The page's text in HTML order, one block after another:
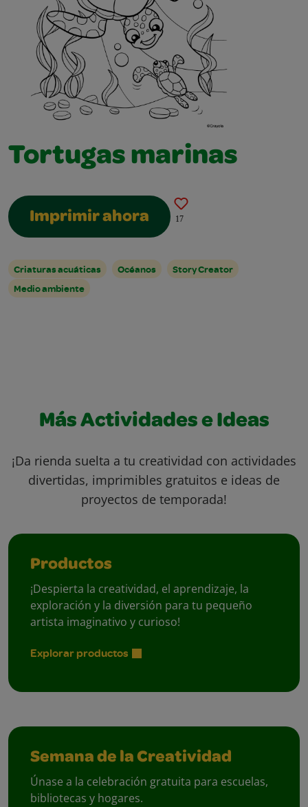
Tortugas marinas
Imprimir ahora 17
Criaturas acuáticas Océanos
Story Creator
Medio ambiente
Más Actividades e Ideas
¡Da rienda suelta a tu creatividad con actividades
divertidas, imprimibles gratuitos e ideas de
proyectos de temporada!
Productos
¡Despierta la creatividad, el aprendizaje, la
exploración y la diversión para tu pequeño
artista imaginativo y curioso!
Explorar productos
Semana de la Creatividad
Únase a la celebración gratuita para escuelas,
bibliotecas y hogares.